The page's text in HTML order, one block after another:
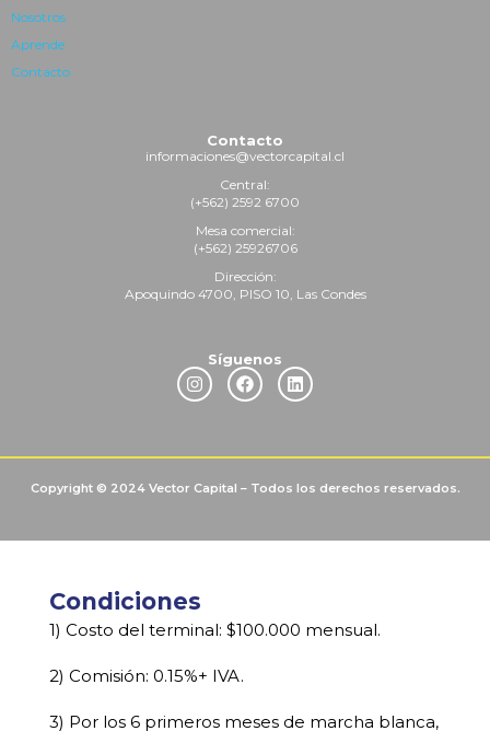
Nosotros
Aprende
Contacto
Contacto
informaciones@vectorcapital.cl
Central:
(+562) 2592 6700
Mesa comercial:
(+562) 25926706
Dirección:
Apoquindo 4700, PISO 10, Las Condes
Síguenos
Copyright © 2024 Vector Capital – Todos los derechos reservados.
Condiciones
1) Costo del terminal: $100.000 mensual.
2) Comisión: 0.15%+ IVA.
3) Por los 6 primeros meses de marcha blanca,